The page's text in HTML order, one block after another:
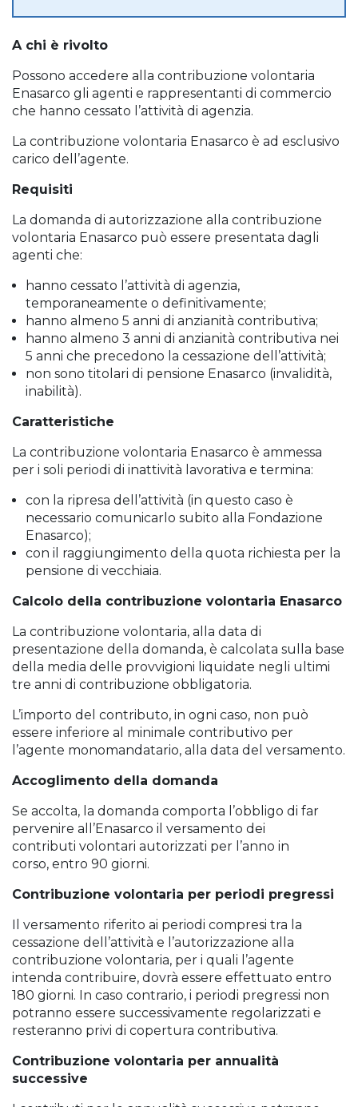
A chi è rivolto
Possono accedere alla contribuzione volontaria
Enasarco gli agenti e rappresentanti di commercio
che hanno cessato l’attività di agenzia.
La contribuzione volontaria Enasarco è ad esclusivo
carico dell’agente.
Requisiti
La domanda di autorizzazione alla contribuzione
volontaria Enasarco può essere presentata dagli
agenti che:
hanno cessato l’attività di agenzia,
temporaneamente o definitivamente;
hanno almeno 5 anni di anzianità contributiva;
hanno almeno 3 anni di anzianità contributiva nei
5 anni che precedono la cessazione dell’attività;
non sono titolari di pensione Enasarco (invalidità,
inabilità).
Caratteristiche
La contribuzione volontaria Enasarco è ammessa
per i soli periodi di inattività lavorativa e termina:
con la ripresa dell’attività (in questo caso è
necessario comunicarlo subito alla Fondazione
Enasarco);
con il raggiungimento della quota richiesta per la
pensione di vecchiaia.
Calcolo della contribuzione volontaria Enasarco
La contribuzione volontaria, alla data di
presentazione della domanda, è calcolata sulla base
della media delle provvigioni liquidate negli ultimi
tre anni di contribuzione obbligatoria.
L’importo del contributo, in ogni caso, non può
essere inferiore al minimale contributivo per
l’agente monomandatario, alla data del versamento.
Accoglimento della domanda
Se accolta, la domanda comporta l’obbligo di far
pervenire all’Enasarco il versamento dei
contributi volontari autorizzati per l’anno in
corso, entro 90 giorni.
Contribuzione volontaria per periodi pregressi
Il versamento riferito ai periodi compresi tra la
cessazione dell’attività e l’autorizzazione alla
contribuzione volontaria, per i quali l’agente
intenda contribuire, dovrà essere effettuato entro
180 giorni. In caso contrario, i periodi pregressi non
potranno essere successivamente regolarizzati e
resteranno privi di copertura contributiva.
Contribuzione volontaria per annualità
successive